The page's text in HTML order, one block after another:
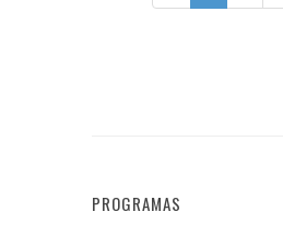
PROGRAMAS